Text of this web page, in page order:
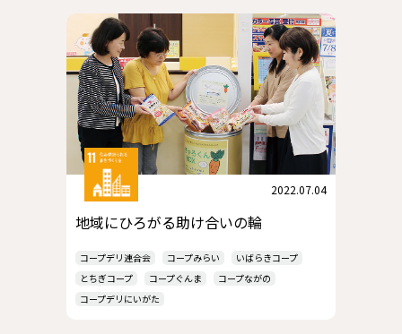
2022.07.04
地域にひろがる助け合いの輪
コープデリ連合会 コープみらい
いばらきコープ
とちぎコープ
コープぐんま
コープながの
コープデリにいがた